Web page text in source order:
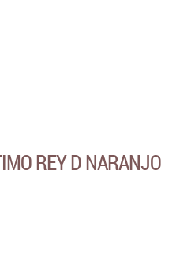
REY D NARANJO